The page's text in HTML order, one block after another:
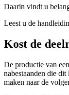
Daarin vindt u
Leest u de
Kost de
De productie van
nabestaanden die
maken naar de